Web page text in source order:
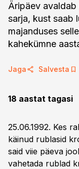
Äripäev
sarja, kust saab
majanduses
kahekümne
Jaga Salvesta
18 aastat tagasi
25.06.1992. Kes
käinud rublasid
said viie päeva
vahetada rublad